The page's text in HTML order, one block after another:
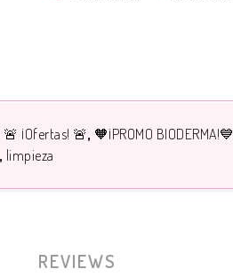
🚨 ¡Ofertas! 🚨 🧡¡PROMO BIODERMA!💙
limpieza
REVIEWS